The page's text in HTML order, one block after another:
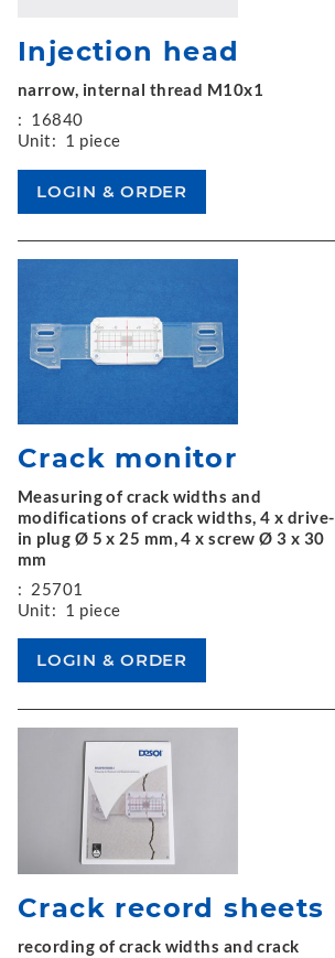
Injection head
narrow, internal thread M10x1
: 16840
Unit: 1 piece
Crack monitor
Measuring of crack widths and
modifications of crack widths, 4 x drive-
in plug Ø 5 x 25 mm, 4 x screw Ø 3 x 30
mm
: 25701
Unit: 1 piece
Crack record sheets
recording of crack widths and crack